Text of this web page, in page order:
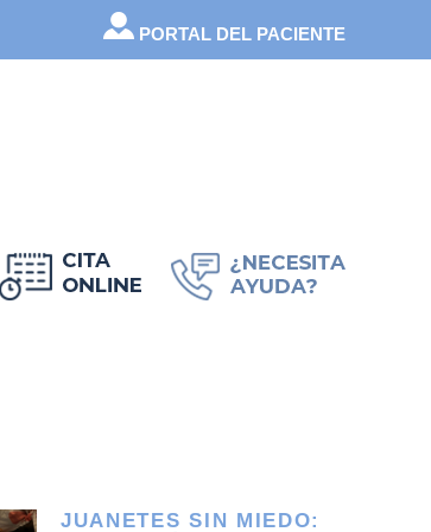
PORTAL DEL PACIENTE
MANO POR LAS
NOCHES: ¿PUEDE SER
JUANETES SIN MIEDO: